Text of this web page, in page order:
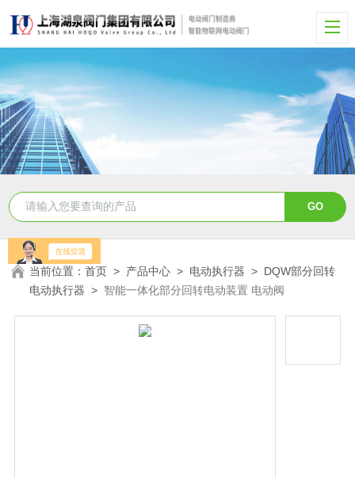
当前位置：首页 > 产品中心 > 电动执行器 > DQW部分回转
电动执行器 > 智能一体化部分回转电动装置 电动阀